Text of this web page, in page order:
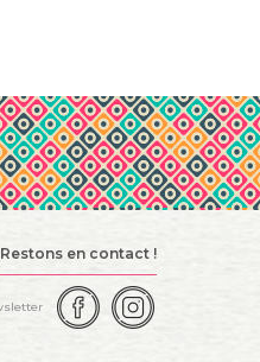
Restons en contact !